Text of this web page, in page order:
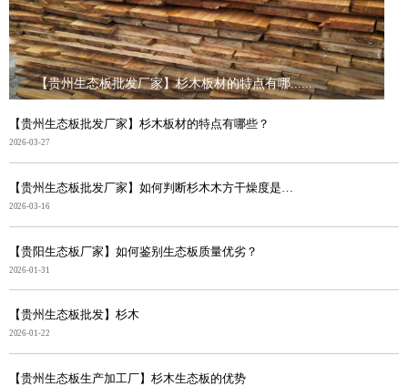
【贵州生态板批发厂家】杉木板材的特点有哪......
【贵州生态板批发厂家】杉木板材的特点有哪些？
2026-03-27
2026-03-16
【贵阳生态板厂家】如何鉴别生态板质量优劣？
2026-01-31
【贵州生态板批发】杉木
2026-01-22
【贵州生态板生产加工厂】杉木生态板的优势